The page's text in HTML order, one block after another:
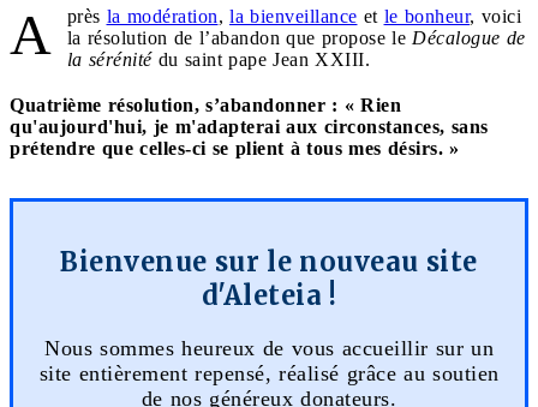
A près la modération, la bienveillance et le bonheur, voici
la résolution de l’abandon que propose le Décalogue de
la sérénitédu saint pape Jean XXIII.
Quatrième résolution, s’abandonner : « Rien
qu'aujourd'hui, je m'adapterai aux circonstances, sans
prétendre que celles-ci se plient à tous mes désirs. »
Bienvenue sur le nouveau site
d'Aleteia !
Nous sommes heureux de vous accueillir sur un
site entièrement repensé, réalisé grâce au soutien
de nos généreux donateurs.